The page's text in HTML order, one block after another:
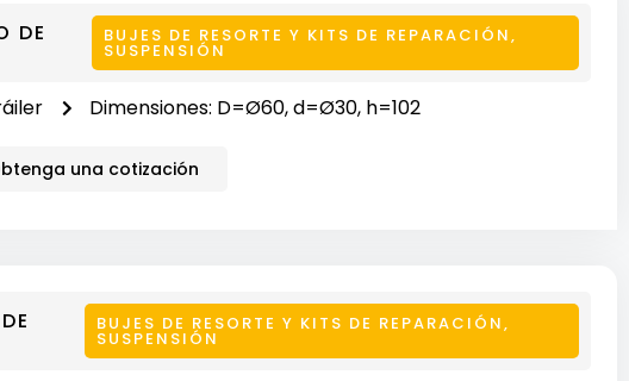
DE BUJES DE RESORTE Y KITS DE REPARACIÓN,
SUSPENSIÓN
Dimensiones: D=Ø60, d=Ø30, h=102
una cotización
BUJES DE RESORTE Y KITS DE REPARACIÓN,
SUSPENSIÓN